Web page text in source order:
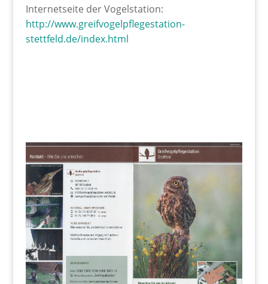
Internetseite der Vogelstation:
http://www.greifvogelpflegestation-
stettfeld.de/index.html